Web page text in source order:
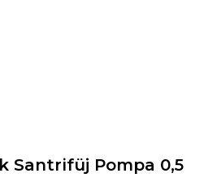
Santrifüj Pompa 0,5